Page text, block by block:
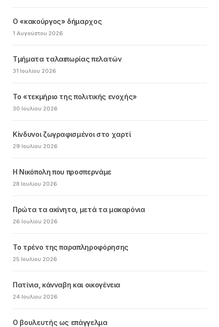
Ο «κακούργος» δήμαρχος
1 Αυγούστου 2026
Τμήματα ταλαιπωρίας πελατών
31 Ιουλίου 2026
Το «τεκμήριο της πολιτικής ενοχής»
30 Ιουλίου 2026
Κίνδυνοι ζωγραφισμένοι στο χαρτί
29 Ιουλίου 2026
Η Νικόπολη που προσπερνάμε
28 Ιουλίου 2026
Πρώτα τα ακίνητα, μετά τα μακαρόνια
26 Ιουλίου 2026
Το τρένο της παραπληροφόρησης
25 Ιουλίου 2026
Πατίνια, κάνναβη και οικογένεια
24 Ιουλίου 2026
Ο βουλευτής ως επάγγελμα